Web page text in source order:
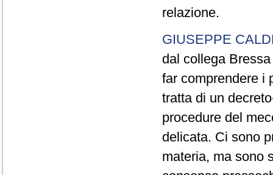
relazione.
GIUSEPPE
dal collega
far comprendere i
tratta di un
procedure del
delicata. Ci sono
materia, ma sono